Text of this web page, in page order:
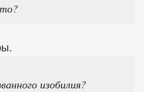
изобилия?